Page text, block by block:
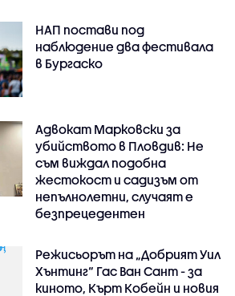
НАП постави под
наблюдение два фестивала
в Бургаско
Адвокат Марковски за
убийството в Пловдив: Не
съм виждал подобна
жестокост и садизъм от
непълнолетни, случаят е
безпрецедентен
Режисьорът на „Добрият Уил
Хънтинг“ Гас Ван Сант - за
киното, Кърт Кобейн и новия